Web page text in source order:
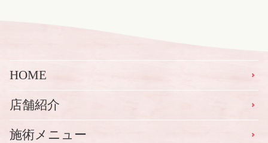
HOME
店舗紹介
施術メニュー